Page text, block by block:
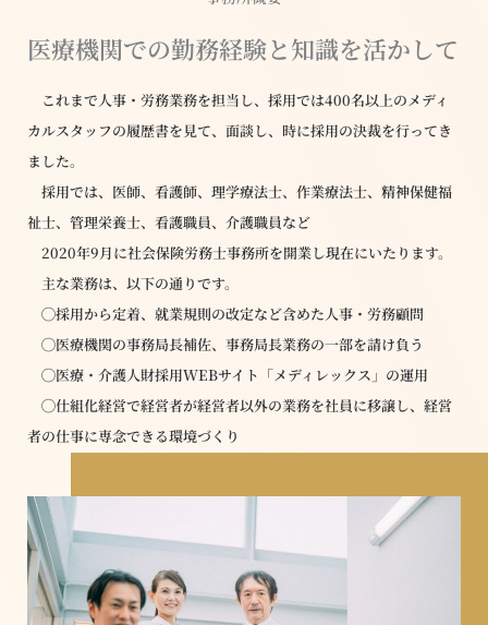
医療機関での勤務経験と知識を活かして
これまで人事・労務業務を担当し、採用では400名以上のメディ
カルスタッフの履歴書を見て、面談し、時に採用の決裁を行ってき
ました。
採用では、医師、看護師、理学療法士、作業療法士、精神保健福
祉士、管理栄養士、看護職員、介護職員など
2020年9月に社会保険労務士事務所を開業し現在にいたります。
主な業務は、以下の通りです。
◯採用から定着、就業規則の改定など含めた人事・労務顧問
◯医療機関の事務局長補佐、事務局長業務の一部を請け負う
◯医療・介護人財採用WEBサイト「メディレックス」の運用
◯仕組化経営で経営者が経営者以外の業務を社員に移譲し、経営
者の仕事に専念できる環境づくり